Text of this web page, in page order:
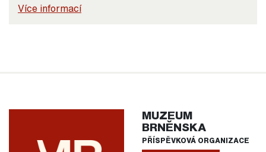
Více informací
MUZEUM
BRNĚNSKA
PŘÍSPĚVKOVÁ ORGANIZACE